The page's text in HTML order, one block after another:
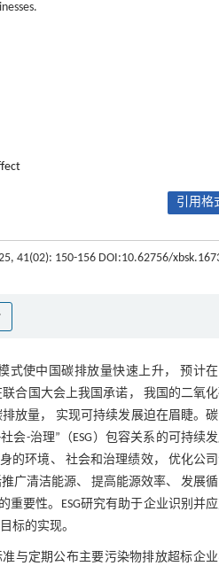
引用格
41(02): 150-156 DOI:10.62756/
式使中国碳排放量快速上升， 预计在
合国大会上我国承诺， 我国的二氧
放量， 实现可持续发展迫在眉睫。
会-治理”（ESG）包容关系的可持续
的环境、 社会和治理绩效， 优化公
广清洁能源、 提高能源效率、 发展
重要性。ESG研究有助于企业识别并
标的实现。
与定期公布主要污染物排放超标企